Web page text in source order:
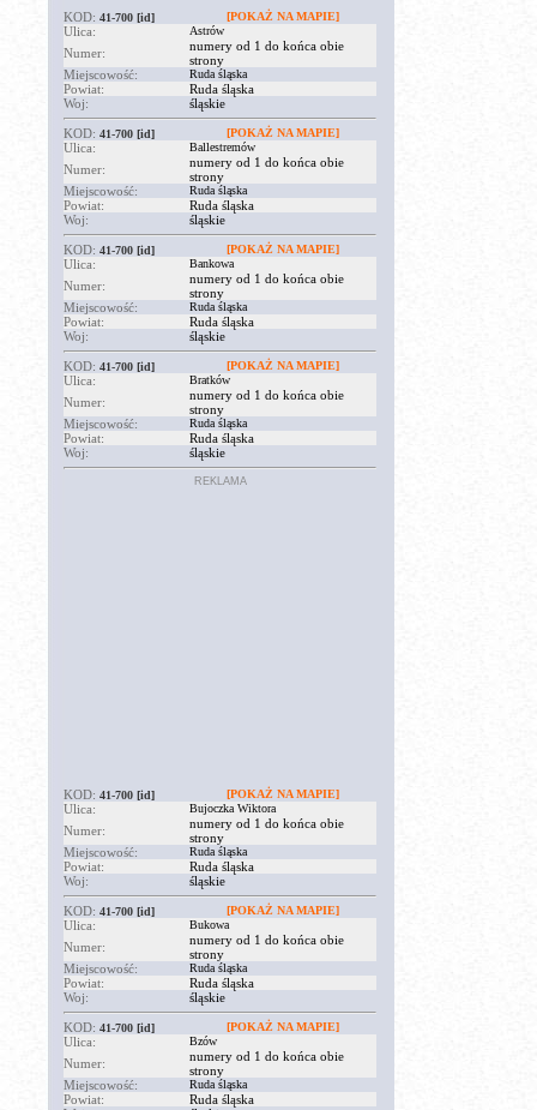
KOD: 41-700 [id] [POKAŻ NA MAPIE]
Ulica: Astrów
Numer:
numery od 1 do końca obie
strony
Miejscowość:
Ruda śląska
Powiat:
Ruda śląska
Woj:
śląskie
KOD: 41-700 [id] [POKAŻ NA MAPIE]
Ulica: Ballestremów
Numer:
numery od 1 do końca obie
strony
Miejscowość:
Ruda śląska
Powiat:
Ruda śląska
Woj:
śląskie
KOD: 41-700 [id] [POKAŻ NA MAPIE]
Ulica: Bankowa
Numer:
numery od 1 do końca obie
strony
Miejscowość:
Ruda śląska
Powiat:
Ruda śląska
Woj:
śląskie
KOD: 41-700 [id] [POKAŻ NA MAPIE]
Ulica: Bratków
Numer:
numery od 1 do końca obie
strony
Miejscowość:
Ruda śląska
Powiat:
Ruda śląska
Woj:
śląskie
REKLAMA
KOD: 41-700 [id] [POKAŻ NA MAPIE]
Ulica: Bujoczka Wiktora
Numer:
numery od 1 do końca obie
strony
Miejscowość:
Ruda śląska
Powiat:
Ruda śląska
Woj:
śląskie
KOD: 41-700 [id] [POKAŻ NA MAPIE]
Ulica: Bukowa
Numer:
numery od 1 do końca obie
strony
Miejscowość:
Ruda śląska
Powiat:
Ruda śląska
Woj:
śląskie
KOD: 41-700 [id] [POKAŻ NA MAPIE]
Ulica: Bzów
Numer:
numery od 1 do końca obie
strony
Miejscowość:
Ruda śląska
Powiat:
Ruda śląska